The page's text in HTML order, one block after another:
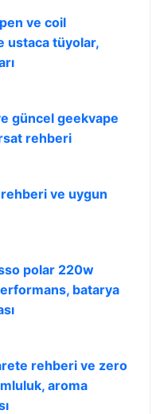
ve coil
ustaca tüyolar,
güncel geekvape
rehberi
ve uygun
polar 220w
batarya
rehberi ve zero
aroma